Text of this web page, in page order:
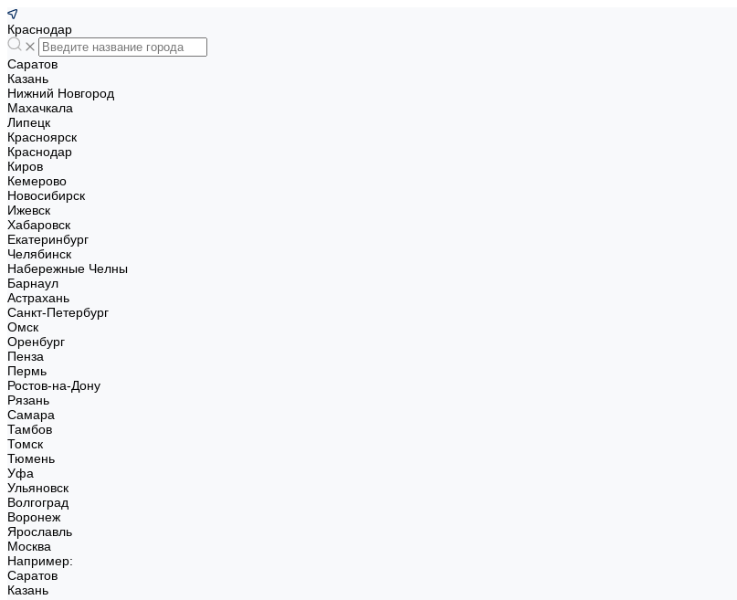
Краснодар
Саратов
Казань
Нижний Новгород
Махачкала
Липецк
Красноярск
Краснодар
Киров
Кемерово
Новосибирск
Ижевск
Хабаровск
Екатеринбург
Челябинск
Набережные Челны
Барнаул
Астрахань
Санкт-Петербург
Омск
Оренбург
Пенза
Пермь
Ростов-на-Дону
Рязань
Самара
Тамбов
Томск
Тюмень
Уфа
Ульяновск
Волгоград
Воронеж
Ярославль
Москва
Например:
Саратов
Казань